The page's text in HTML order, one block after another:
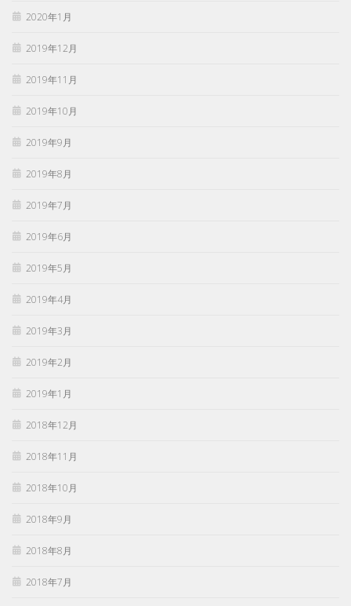
2020年1月
2019年12月
2019年11月
2019年10月
2019年9月
2019年8月
2019年7月
2019年6月
2019年5月
2019年4月
2019年3月
2019年2月
2019年1月
2018年12月
2018年11月
2018年10月
2018年9月
2018年8月
2018年7月